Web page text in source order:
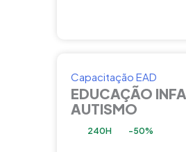
Capacitação EAD
EDUCAÇÃO
AUTISMO
240H -50%